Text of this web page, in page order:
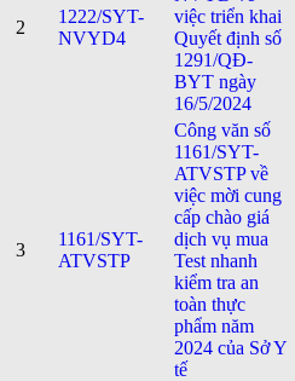
2
1222/SYT-
NVYD4
việc triển khai
Quyết định số
1291/QĐ-
BYT ngày
16/5/2024
3
1161/SYT-
ATVSTP
Công văn số
1161/SYT-
ATVSTP về
việc mời cung
cấp chào giá
dịch vụ mua
Test nhanh
kiểm tra an
toàn thực
phẩm năm
2024 của Sở Y
tế